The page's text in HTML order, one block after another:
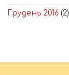
Грудень 2016 (2)